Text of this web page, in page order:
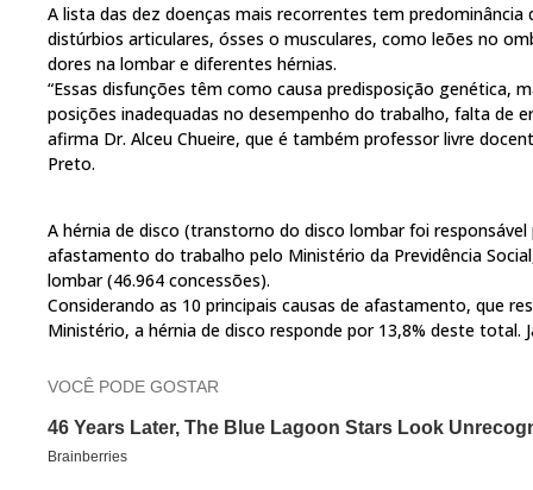
A lista das dez doenças mais recorrentes tem
distúrbios articulares, ósses o musculares, como leões no
dores na lombar e diferentes hérnias.
“Essas disfunções têm como causa predisposição genética,
posições inadequadas no desempenho do trabalho, falta de
afirma Dr. Alceu Chueire, que é também professor livre
Preto.
A hérnia de disco (transtorno do disco lombar foi
afastamento do trabalho pelo Ministério da Previdência
lombar (46.964 concessões).
Considerando as 10 principais causas de afastamento, que
Ministério, a hérnia de disco responde por 13,8% deste total.